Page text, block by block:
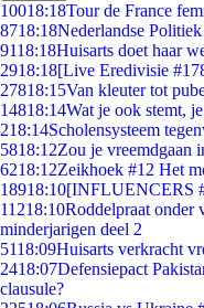
10018:18Tour de France
8718:18Nederlandse
9118:18Huisarts doet haar
2918:18[Live Eredivisie
27818:15Van kleuter tot
14818:14Wat je ook stemt,
218:14Scholensysteem
5818:12Zou je vreemdgaan
6218:12Zeikhoek #12 Het
18918:10[INFLUENCERS
11218:10Roddelpraat onder
minderjarigen deel 2
5118:09Huisarts verkracht
2418:07Defensiepact
clausule?